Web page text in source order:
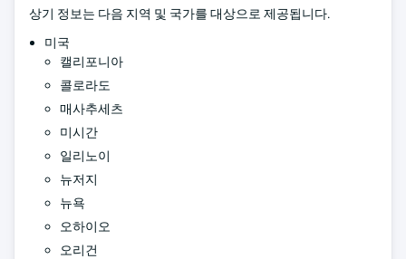
상기 정보는 다음 지역 및 국가를 대상으로 제공됩니다.
미국
캘리포니아
콜로라도
매사추세츠
미시간
일리노이
뉴저지
뉴욕
오하이오
오리건